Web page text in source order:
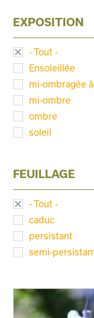
EXPOSITION
- Tout -
Ensoleillée
mi-ombragée
mi-ombre
ombre
soleil
FEUILLAGE
- Tout -
caduc
persistant
semi-
Taille adulte